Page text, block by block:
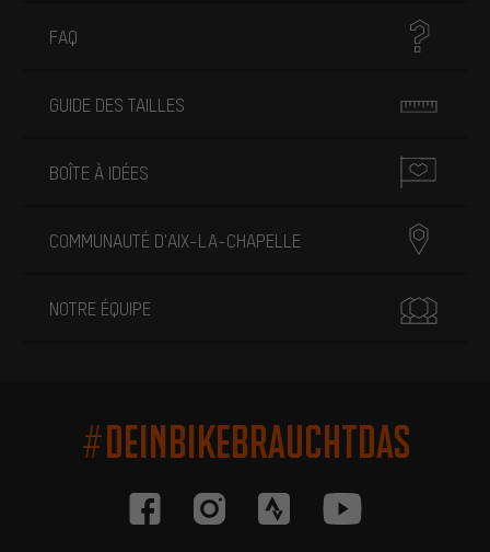
FAQ
GUIDE DES TAILLES
BOÎTE À IDÉES
COMMUNAUTÉ D'AIX-LA-CHAPELLE
NOTRE ÉQUIPE
#DEINBIKEBRAUCHTDAS